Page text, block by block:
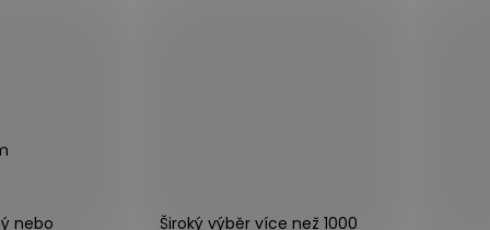
nebo
Široký výběr více než 1000